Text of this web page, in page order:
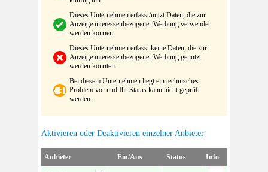
Dieses Unternehmen erfasst/nutzt Daten, die zur
Anzeige interessenbezogener Werbung verwendet
werden können.
Dieses Unternehmen erfasst keine Daten, die zur
Anzeige interessenbezogener Werbung genutzt
werden könnten.
Bei diesem Unternehmen liegt ein technisches
Problem vor und Ihr Status kann nicht geprüft
werden.